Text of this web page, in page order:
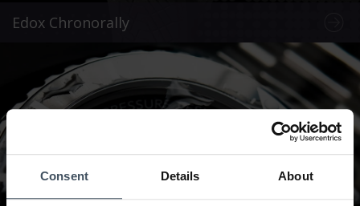
Consent Details About
Edox Chronorally